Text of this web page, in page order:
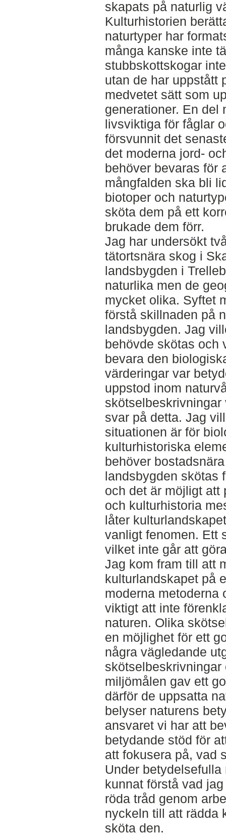
skapats på naturlig
Kulturhistorien
naturtyper har
många kanske inte
stubbskottskogar
utan de har uppstått
medvetet sätt som
generationer. En del
livsviktiga för fåglar
försvunnit det
det moderna jord-
behöver bevaras för
mångfalden ska bli
biotoper och
sköta dem på ett
brukade dem förr.
Jag har undersökt
tätortsnära skog i
landsbygden i
naturlika men de
mycket olika. Syftet
förstå skillnaden på
landsbygden. Jag
behövde skötas och
bevara den
värderingar var
uppstod inom
svar på detta. Jag
situationen är för
kulturhistoriska
behöver
landsbygden skötas
och det är möjligt att
och kulturhistoria
låter
vanligt fenomen. Ett
vilket inte går att
Jag kom fram till att
kulturlandskapet på
moderna metoderna
viktigt att inte
naturen. Olika
en möjlighet för ett
några vägledande
miljömålen gav ett
därför de uppsatta
belyser naturens
ansvaret vi har att
betydande stöd för
att fokusera på, vad
Under
kunnat förstå vad
röda tråd genom
nyckeln till att rädda
sköta den.